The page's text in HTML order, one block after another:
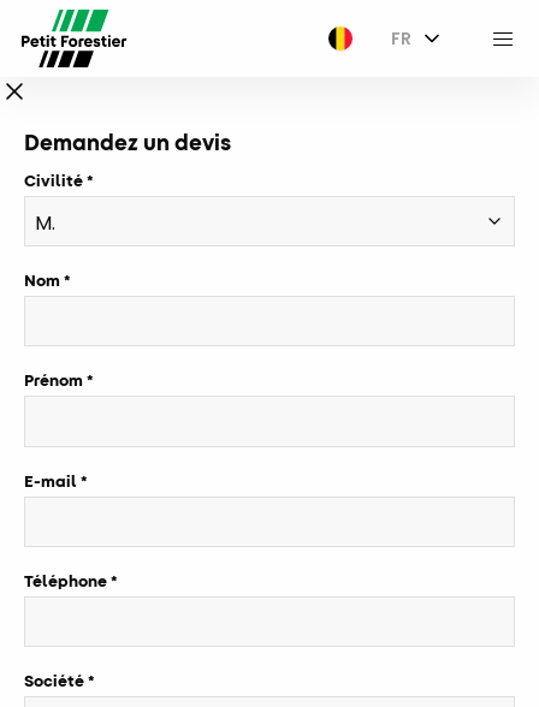
FR
Demandez un devis
Civilité
Nom
Prénom
E-mail
Téléphone
Société